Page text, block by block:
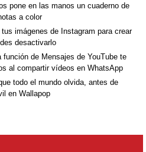
pone en las manos un cuaderno de
a color
imágenes de Instagram para crear
desactivarlo
función de Mensajes de YouTube te
al compartir vídeos en WhatsApp
todo el mundo olvida, antes de
en Wallapop